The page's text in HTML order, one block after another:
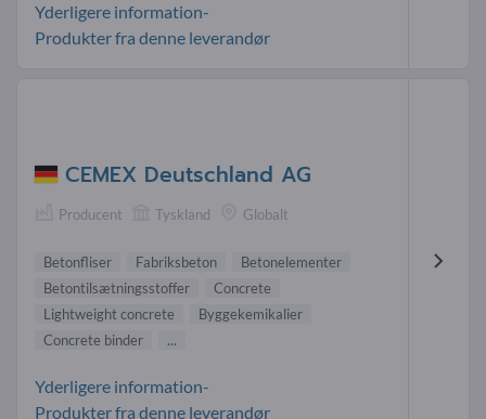
Yderligere information-
Produkter fra denne leverandør
CEMEX Deutschland AG
Producent Tyskland Globalt
Betonfliser Fabriksbeton
Betonelementer
Betontilsætningsstoffer
Concrete
Lightweight concrete
Byggekemikalier
Concrete binder
...
Yderligere information-
Produkter fra denne leverandør